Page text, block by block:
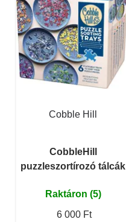
Cobble Hill
CobbleHill
puzzleszortírozó tálcák
Raktáron (5)
6 000 Ft